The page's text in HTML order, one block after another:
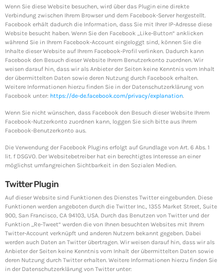
Wenn Sie diese Website besuchen, wird über das Plugin eine direkte
Verbindung zwischen Ihrem Browser und dem Facebook-Server hergestellt.
Facebook erhält dadurch die Information, dass Sie mit Ihrer IP-Adresse diese
Website besucht haben. Wenn Sie den Facebook „Like-Button“ anklicken
während Sie in Ihrem Facebook-Account eingeloggt sind, können Sie die
Inhalte dieser Website auf Ihrem Facebook-Profil verlinken. Dadurch kann
Facebook den Besuch dieser Website Ihrem Benutzerkonto zuordnen. Wir
weisen darauf hin, dass wir als Anbieter der Seiten keine Kenntnis vom Inhalt
der übermittelten Daten sowie deren Nutzung durch Facebook erhalten.
Weitere Informationen hierzu finden Sie in der Datenschutzerklärung von
Facebook unter: https://de-de.facebook.com/privacy/explanation
Wenn Sie nicht wünschen, dass Facebook den Besuch dieser Website Ihrem
Facebook-Nutzerkonto zuordnen kann, loggen Sie sich bitte aus Ihrem
Facebook-Benutzerkonto aus.
Die Verwendung der Facebook Plugins erfolgt auf Grundlage von Art. 6 Abs. 1
lit. f DSGVO. Der Websitebetreiber hat ein berechtigtes Interesse an einer
möglichst umfangreichen Sichtbarkeit in den Sozialen Medien.
Twitter Plugin
Auf dieser Website sind Funktionen des Dienstes Twitter eingebunden. Diese
Funktionen werden angeboten durch die Twitter Inc., 1355 Market Street, Suite
900, San Francisco, CA 94103, USA. Durch das Benutzen von Twitter und der
Funktion „Re-Tweet“ werden die von Ihnen besuchten Websites mit Ihrem
Twitter-Account verknüpft und anderen Nutzern bekannt gegeben. Dabei
werden auch Daten an Twitter übertragen. Wir weisen darauf hin, dass wir als
Anbieter der Seiten keine Kenntnis vom Inhalt der übermittelten Daten sowie
deren Nutzung durch Twitter erhalten. Weitere Informationen hierzu finden Sie
in der Datenschutzerklärung von Twitter unter: